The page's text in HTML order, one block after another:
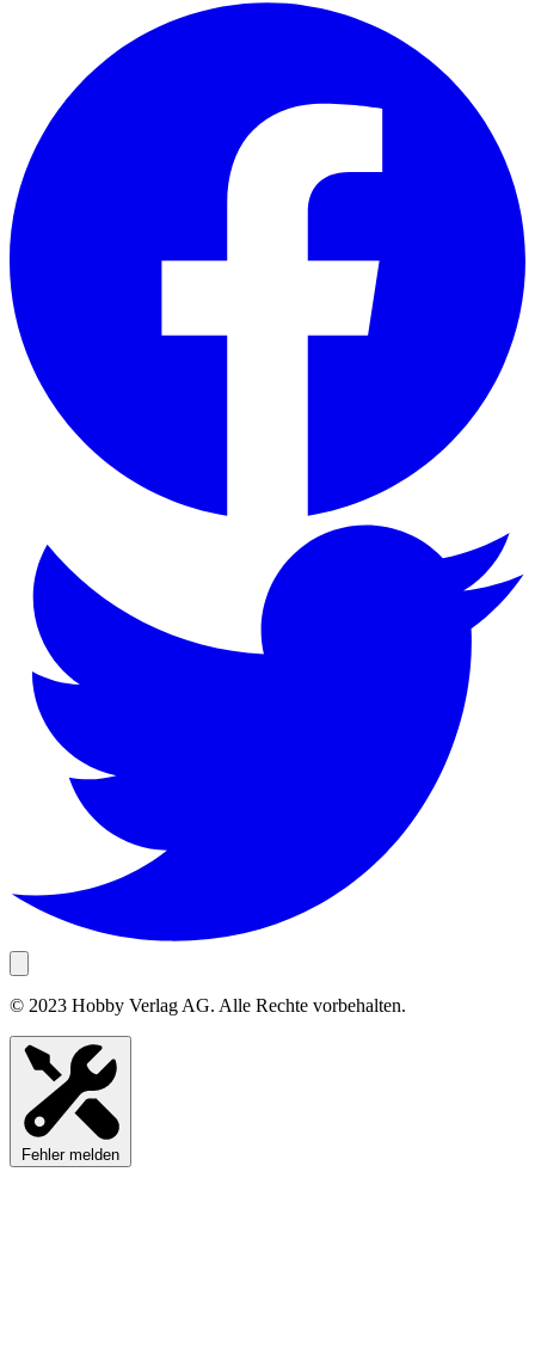
© 2023 Hobby Verlag AG. Alle Rechte vorbehalten.
Fehler melden